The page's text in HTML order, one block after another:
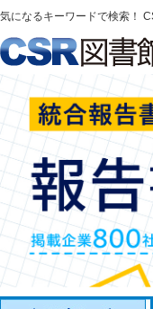
気になるキーワードで検索！